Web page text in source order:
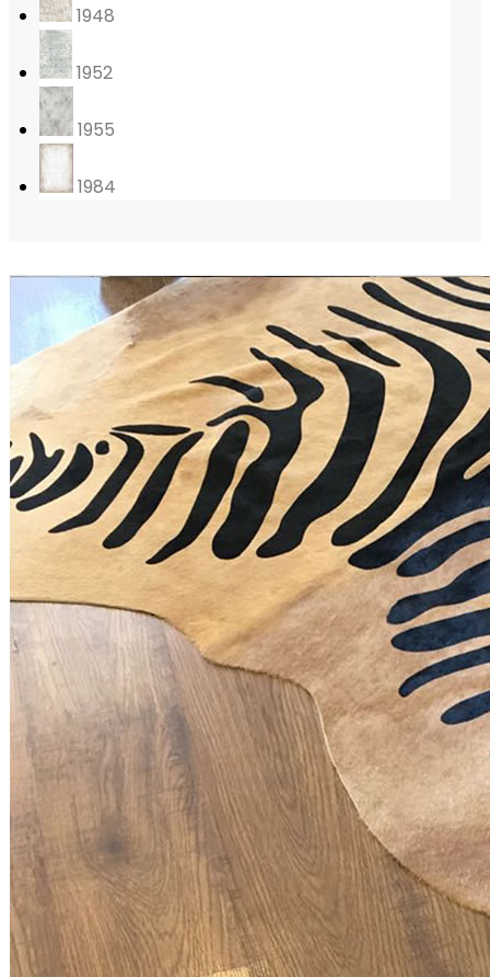
1948
1952
1955
1984